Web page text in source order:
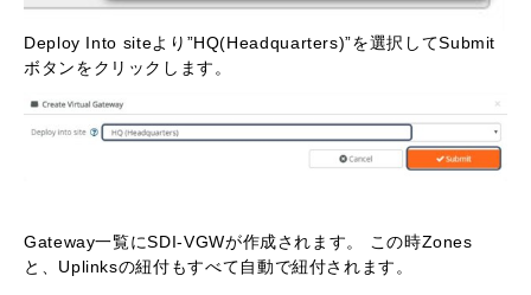
Deploy Into siteより”HQ(Headquarters)”を選択してSubmit
ボタンをクリックします。
Gateway一覧にSDI-VGWが作成されます。 この時Zones
と、Uplinksの紐付もすべて自動で紐付されます。